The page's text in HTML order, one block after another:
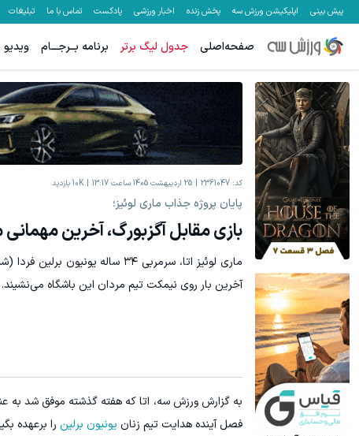
پیش بینی اپلیکیشن ورزش سه پخش زنده اخبار ورزشی پادکست تماس با ما تبلیغات
صفحه‌اصلی جدول لیگ برتر برنامه بــرجـــام ویدیو
کد: 2361047 25 اردیبهشت 1405 ساعت 13:17 10K بازدید
پایان پروژه جذاب ماری لوئیز؛
بازی مقابل آگزبورگ، آخرین مهمانی
ماری ‌لوئیز اتا، سرمربی ۳۴ ساله
آخرین بار روی نیمکت تیم مردان این باشگاه می‌نشیند.
به گزارش ورزش سه، اتا که هفته گذشته موفق شد به‌
فصل آینده هدایت تیم زنان یونیون برلین را برعهده
هنوز 50 تتر رو دریافت نکردی؟ | رایگان ثبت نام کن و رایگان شروع کن!
دریافت 50 تتر !
IM LS9 بیش از 1500 کیلومترپیمایش با یکبار شارژ
ثبت درخواست